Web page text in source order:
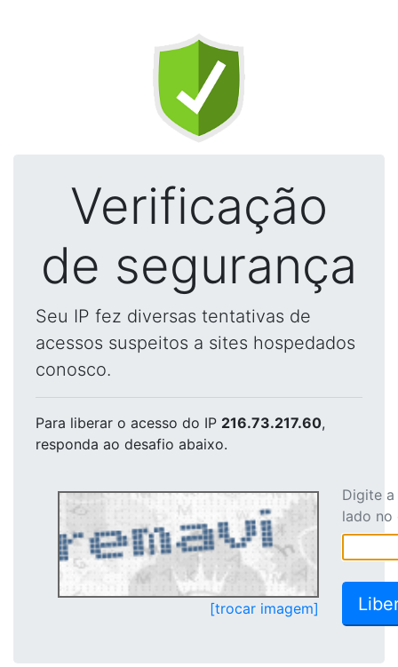
Verificação
de segurança
Seu IP fez diversas tentativas de
acessos suspeitos a sites hospedados
conosco.
Para liberar o acesso do IP 216.73.217.60,
responda ao desafio abaixo.
[trocar imagem]
Digite
lado no